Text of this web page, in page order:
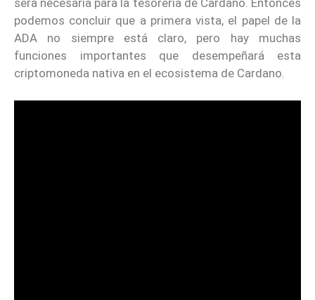
será necesaria para la tesorería de Cardano. Entonces
podemos concluir que a primera vista, el papel de la
ADA no siempre está claro, pero hay muchas
funciones importantes que desempeñará esta
criptomoneda nativa en el ecosistema de Cardano.